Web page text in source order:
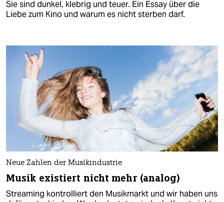
Sie sind dunkel, klebrig und teuer. Ein Essay über die
Liebe zum Kino und warum es nicht sterben darf.
Neue Zahlen der Musikindustrie
Musik existiert nicht mehr (analog)
Streaming kontrolliert den Musikmarkt und wir haben uns